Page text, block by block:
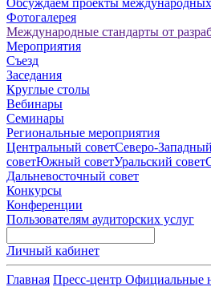
Обсуждаем проекты международных
Фотогалерея
Международные стандарты от
Мероприятия
Съезд
Заседания
Круглые столы
Вебинары
Семинары
Региональные мероприятия
Центральный советСеверо-
советЮжный советУральский совет
Дальневосточный совет
Конкурсы
Конференции
Пользователям аудиторских услуг
Личный кабинет
Главная Пресс-центр Официальные